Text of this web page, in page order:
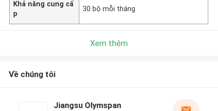
Khả năng cung cấ
p
30 bộ mỗi tháng
Xem thêm
Về chúng tôi
Jiangsu Olymspan